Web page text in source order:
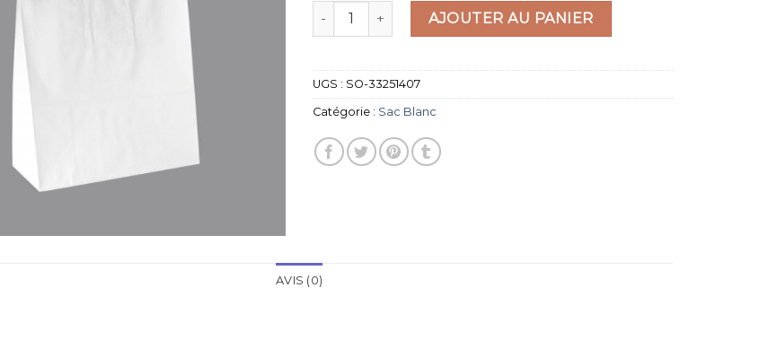
quantité de sac blancAJOUTER AU PANIER
UGS : SO-33251407
Catégorie : Sac Blanc
AVIS (0)